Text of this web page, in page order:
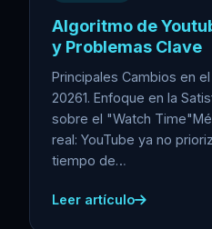
Algoritmo de
y Problemas Clave
Principales Cambios en
20261. Enfoque en la
sobre el "Watch
real: YouTube ya no
tiempo de…
Leer artículo